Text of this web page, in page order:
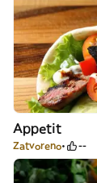
Appetit
Zatvoreno --